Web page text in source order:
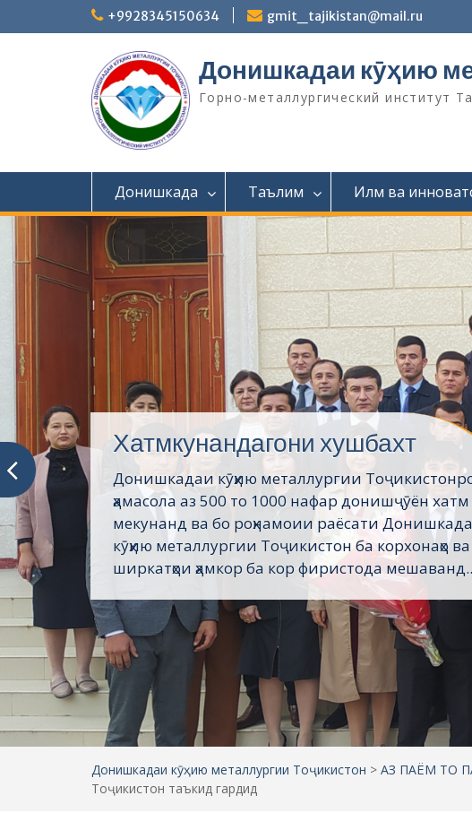
n
+9928345150634 gmit_tajikistan@mail.ru
Донишкадаи кӯҳию
Горно-металлургический институт
Донишкада Таълим Илм ва
Хатмкунандагони хушбахт
Донишкадаи кӯҳию металлургии
ҳамасола аз 500 то 1000 нафар донишҷӯён хатм
мекунанд ва бо роҳнамоии раёсати
кӯҳию металлургии Тоҷикистон ба корхонаҳо ва
ширкатҳои ҳамкор ба кор фиристода
Донишкадаи кӯҳию металлургии Тоҷикистон > АЗ ПАЁМ ТО
Тоҷикистон таъкид гардид